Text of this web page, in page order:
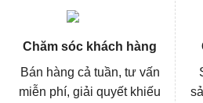
Chăm sóc khách hàng
Bán hàng cả tuần, tư vấn
miễn phí, giải quyết khiếu